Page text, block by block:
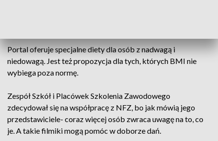
Portal oferuje specjalne diety dla osób z nadwagą i
niedowagą. Jest też propozycja dla tych, których BMI nie
wybiega poza normę.
Zespół Szkół i Placówek Szkolenia Zawodowego
zdecydował się na współpracę z NFZ, bo jak mówią jego
przedstawiciele- coraz więcej osób zwraca uwagę na to, co
je. A takie filmiki mogą pomóc w doborze dań.